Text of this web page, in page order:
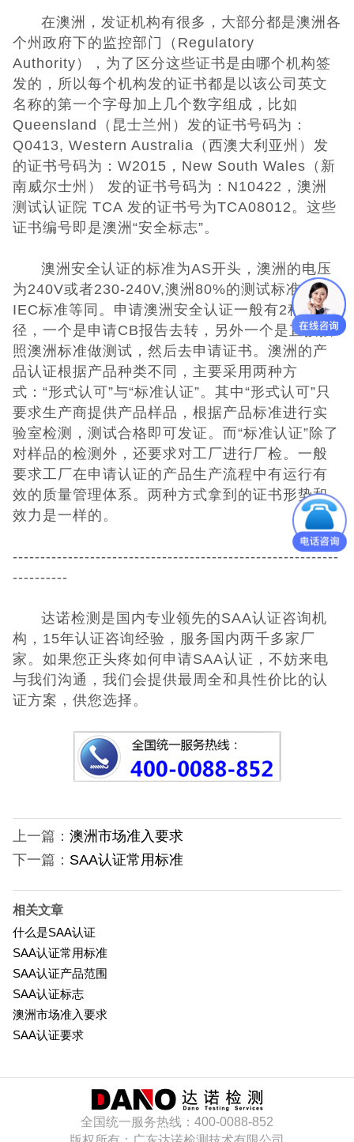
ECE认证
低压电器3C认
证
ISO体系认证
美国认证
CCC认证
澳洲C-TICK
认证
其它认证
收起菜单
©Danotest.Com
在澳洲，发证机构有很多，大部分都是澳洲各
个州政府下的监控部门（Regulatory
Authority），为了区分这些证书是由哪个机构签
发的，所以每个机构发的证书都是以该公司英文
名称的第一个字母加上几个数字组成，比如
Queensland（昆士兰州）发的证书号码为：
Q0413, Western Australia（西澳大利亚州）发
的证书号码为：W2015，New South Wales（新
南威尔士州） 发的证书号码为：N10422，澳洲
测试认证院 TCA 发的证书号为TCA08012。这些
证书编号即是澳洲“安全标志”。
澳洲安全认证的标准为AS开头，澳洲的电压
为240V或者230-240V,澳洲80%的测试标准与
IEC标准等同。申请澳洲安全认证一般有2种途
径，一个是申请CB报告去转，另外一个是直接按
照澳洲标准做测试，然后去申请证书。澳洲的产
品认证根据产品种类不同，主要采用两种方
式：“形式认可”与“标准认证”。其中“形式认可”只
要求生产商提供产品样品，根据产品标准进行实
验室检测，测试合格即可发证。而“标准认证”除了
对样品的检测外，还要求对工厂进行厂检。一般
要求工厂在申请认证的产品生产流程中有运行有
效的质量管理体系。两种方式拿到的证书形势和
效力是一样的。
-----------------------------------------------------------
----------
达诺检测是国内专业领先的SAA认证咨询机
构，15年认证咨询经验，服务国内两千多家厂
家。 如果您正头疼如何申请SAA认证，不妨来电
与我们沟通，我们会提供最周全和具性价比的认
证方案，供您选择。
上一篇： 澳洲市场准入要求
下一篇： SAA认证常用标准
相关文章
什么是SAA认证
SAA认证常用标准
SAA认证产品范围
SAA认证标志
澳洲市场准入要求
SAA认证要求
全国统一服务热线：400-0088-852